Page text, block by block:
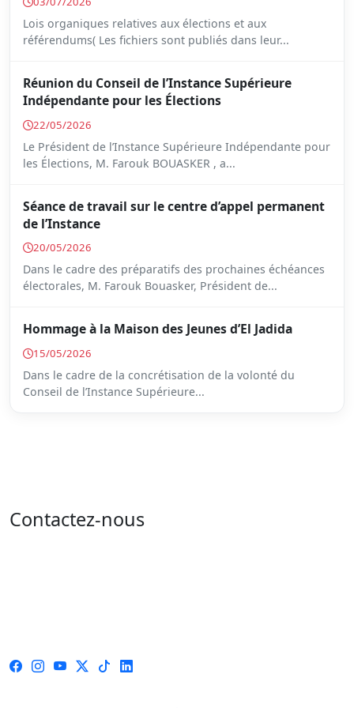
Lois organiques relatives aux élections et aux
référendums( Les fichiers sont publiés dans leur...
Réunion du Conseil de l’Instance Supérieure
Indépendante pour les Élections
22/05/2026
Le Président de l’Instance Supérieure Indépendante pour
les Élections, M. Farouk BOUASKER , a...
Séance de travail sur le centre d’appel permanent
de l’Instance
20/05/2026
Dans le cadre des préparatifs des prochaines échéances
électorales, M. Farouk Bouasker, Président de...
Hommage à la Maison des Jeunes d’El Jadida
15/05/2026
Dans le cadre de la concrétisation de la volonté du
Conseil de l’Instance Supérieure...
Contactez-nous